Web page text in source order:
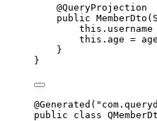
@QueryProjection
public MemberDto (
this . username
this . age =
}
}
@Generated ( "
public
class